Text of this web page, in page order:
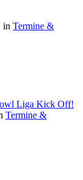
in Termine &
Liga Kick Off!
Termine &